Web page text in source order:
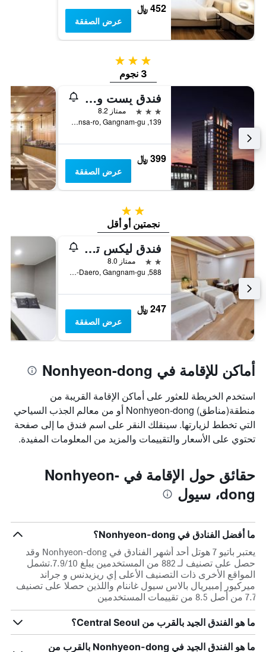
452 ﷼
عرض الصفقة
3 نجوم
3 نجوم
فندق بِست ويستيرن بريمير غانغام
3 نجوم
ممتاز 8.2
139, Bongeunsa-ro, Gangnam-gu, سيول, كوريا الجنوبية
399 ﷼
عرض الصفقة
2 نجمتين
نجمتين أو أقل
فندق ليكس تورست
2 نجمتين
ممتاز 8.0
588, Gangnam-Daero, Gangnam-gu, سيول, كوريا الجنوبية
247 ﷼
عرض الصفقة
أماكن للإقامة في Nonhyeon-dong
استخدم الخريطة للعثور على أماكن الإقامة القريبة من
منطقة(مناطق) Nonhyeon-dong أو من معالم الجذب السياحي
التي تخطط لزيارتها. سينقلك النقر على اسم فندق ما إلى صفحة
تحتوي على الأسعار والتقييمات والمزيد من المعلومات المفيدة.
حقائق حول الإقامة في Nonhyeon-
dong، سيول
ما أفضل الفنادق في Nonhyeon-dong؟
يعتبر باتيو 7 هوتل أحد أشهر الفنادق في Nonhyeon-dong وقد
حصل على تصنيف لـ 882 من المستخدمين يبلغ 7.9/10.تشمل
المواقع الأخرى ذات التصنيف الأعلى إي ريزيدنس و جراند
ميركيور إمبيريال بالاس سيول غاننام واللذين حصلا على تصنيف
7.7 من أصل 8.5 من تقييمات المستخدمين
ما هو الفندق الجيد بالقرب من Central Seoul؟
ما هو الفندق الجيد في Nonhyeon-dong بالقرب من